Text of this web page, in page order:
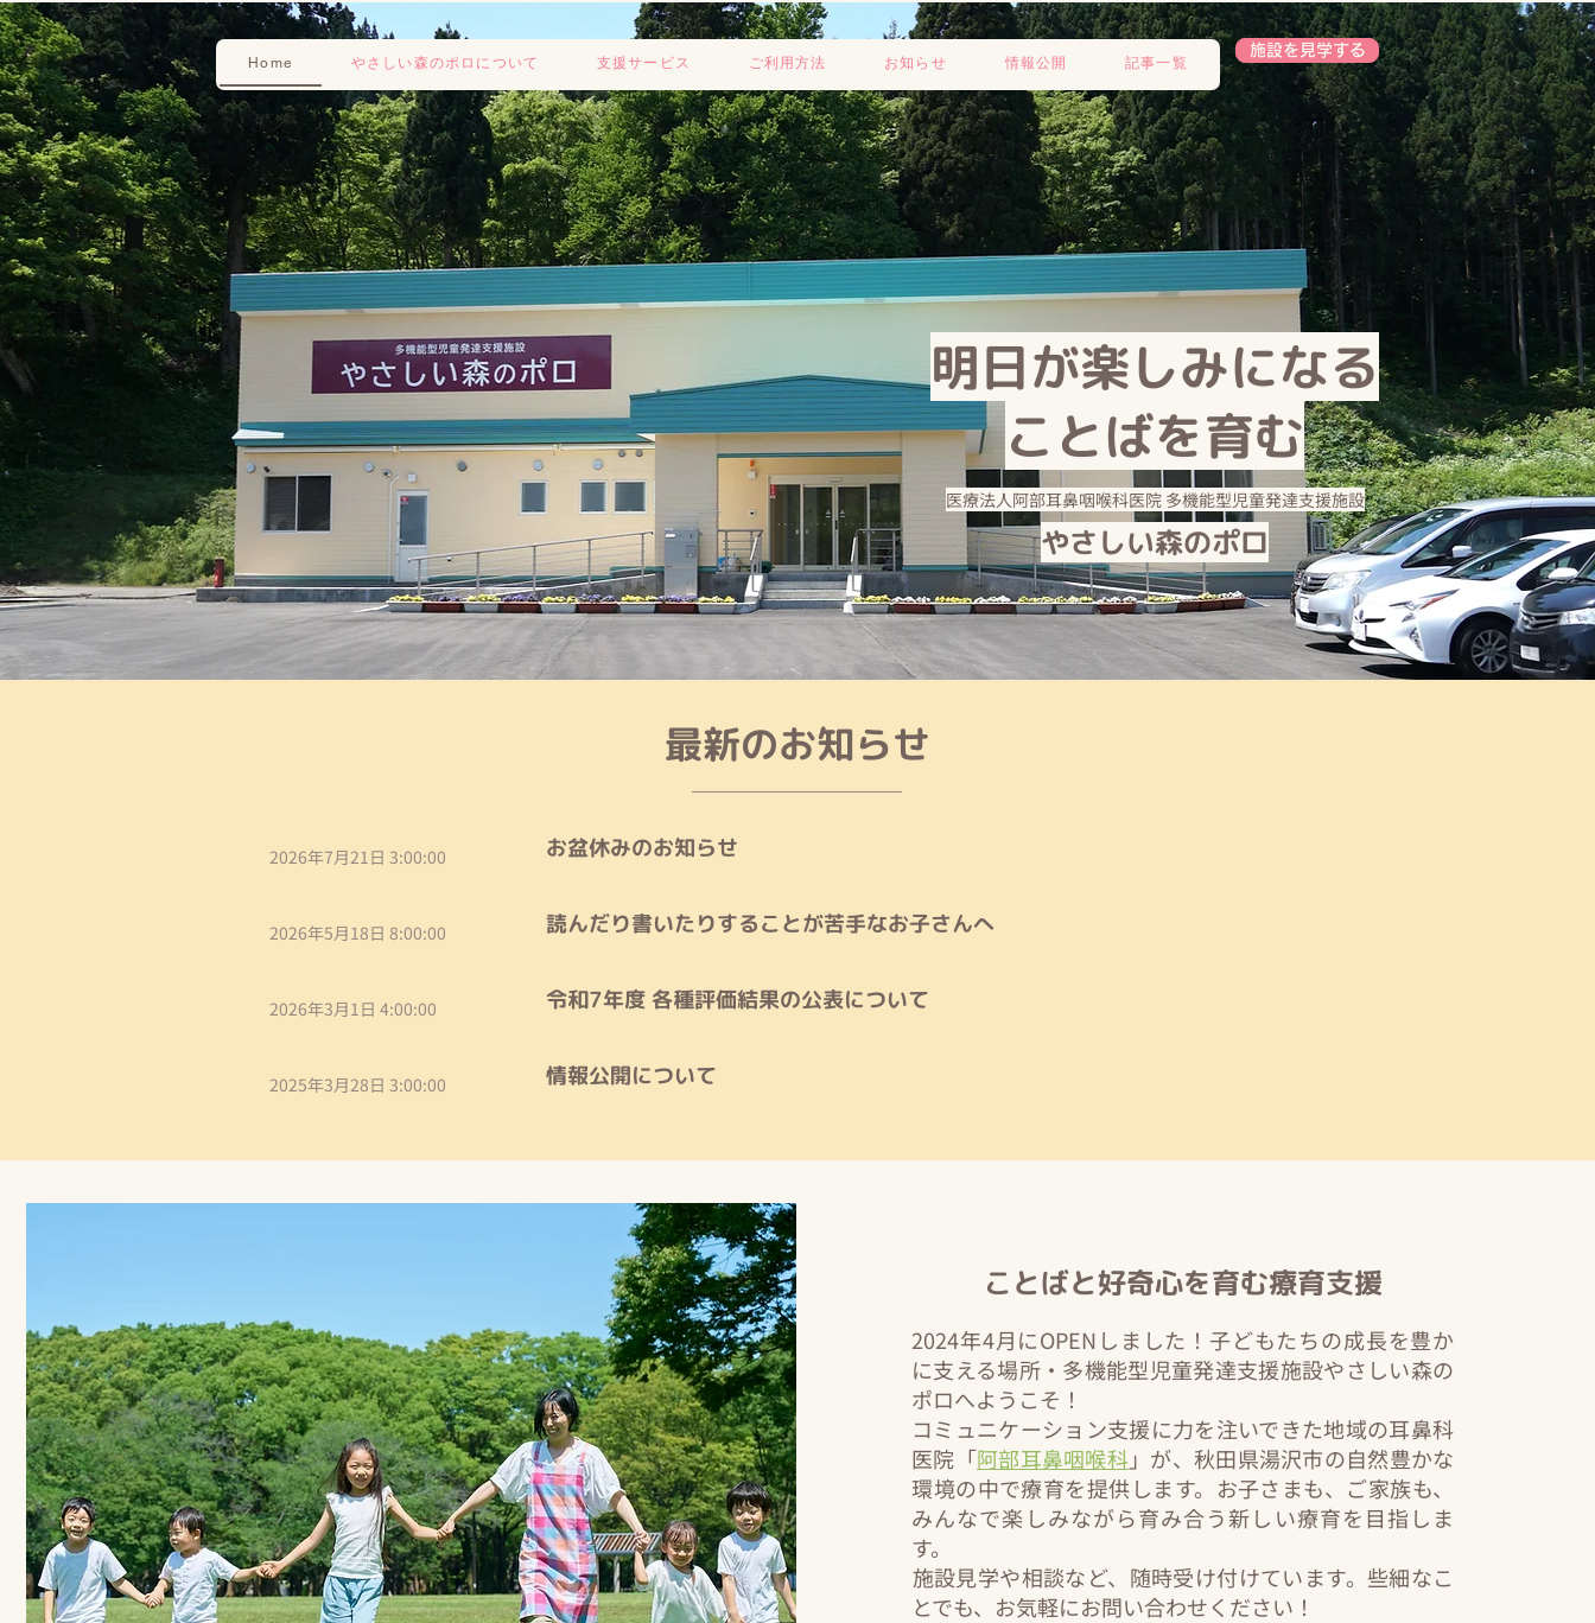
Home やさしい森のポロについて 支援サービス ご利用方法 お知らせ 情報公開 記事一覧
施設を見学する
明日が楽しみになる​
ことばを育む
医療法人阿部耳鼻咽喉科医院 多機能型児童発達支援施設
やさしい森のポロ
​最新のお知らせ
2026年7月21日 3:00:00 お盆休みのお知らせ
2026年5月18日 8:00:00 読んだり書いたりすることが苦手なお子さんへ
2026年3月1日 4:00:00 令和7年度 各種評価結果の公表について
2025年3月28日 3:00:00 情報公開について
ことばと好奇心を育む療育支援
2024年4月にOPENしました！子どもたちの成長を豊か
に支える場所・多機能型児童発達支援施設やさしい森の
ポロへようこそ！
コミュニケーション支援に力を注いできた地域の耳鼻科
医院「阿部耳鼻咽喉科」が、秋田県湯沢市の自然豊かな
環境の中で療育を提供します。お子さまも、ご家族も、
みんなで楽しみながら育み合う新しい療育を目指しま
す。
​施設見学や相談など、随時受け付けています。些細なこ
とでも、お気軽にお問い合わせください！